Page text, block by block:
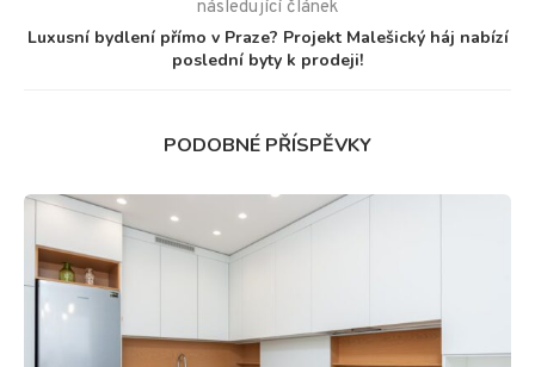
následující článek
Luxusní bydlení přímo v Praze? Projekt Malešický háj nabízí
poslední byty k prodeji!
PODOBNÉ PŘÍSPĚVKY